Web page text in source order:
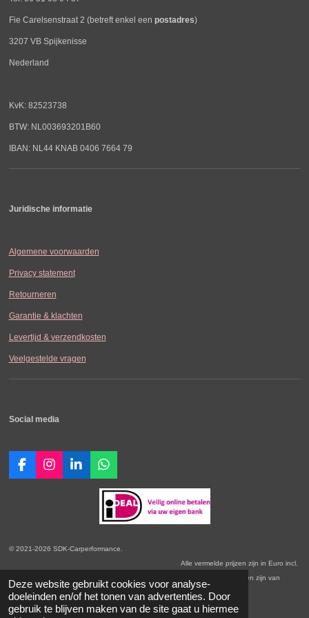
Deze website gebruikt cookies voor analyse-
doeleinden en/of het tonen van advertenties. Door
gebruik te blijven maken van de site gaat u hiermee
Fie Carelsenstraat 2 (betreft enkel een postadres)
3207 VB Spijkenisse
Nederland
KvK: 82523738
BTW: NL003693201B60
IBAN: NL44 KNAB 0406 7664 79
Juridische informatie
Algemene voorwaarden
Privacy statement
Retourneren
Garantie & klachten
Levertijd & verzendkosten
Veelgestelde vragen
Social media
F
a
o
I
n
r
m
L
i
n
W
h
a
s
© 2021-2026 SDK-Carperformance.
Alle vermelde prijzen zijn in Euro incl.
BTW. Prijswijzigingen voorbehouden. Onze Algemene Leveringsvoorwaarden zijn van
toepassing.